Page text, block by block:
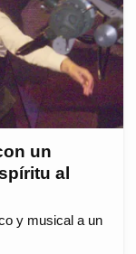
un
al
y musical a un